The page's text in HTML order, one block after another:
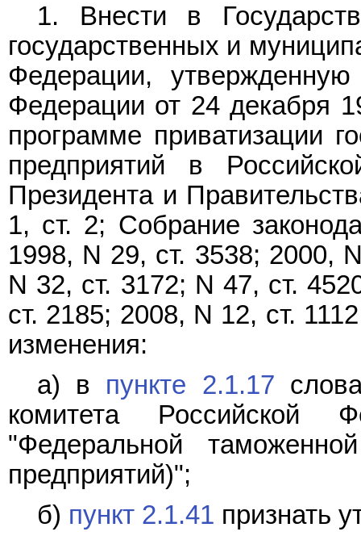
1. Внести в
государственных и
Федерации,
Федерации от 24 декабря
программе приватизации
предприятий в
Президента и
1, ст. 2; Собрание
1998, N 29, ст. 3538; 2000,
N 32, ст. 3172; N 47, ст.
ст. 2185; 2008, N 12, ст.
изменения:
а) в пункте 2.1.17
комитета Российской
"Федеральной
предприятий)";
б) пункт 2.1.41 признать